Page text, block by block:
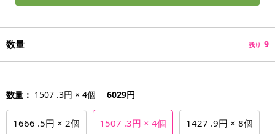
数量 残り 9
数量： 1507 .3円 × 4個 6029円
1666 .5円 × 2個 1507 .3円 × 4個 1427 .9円 × 8個